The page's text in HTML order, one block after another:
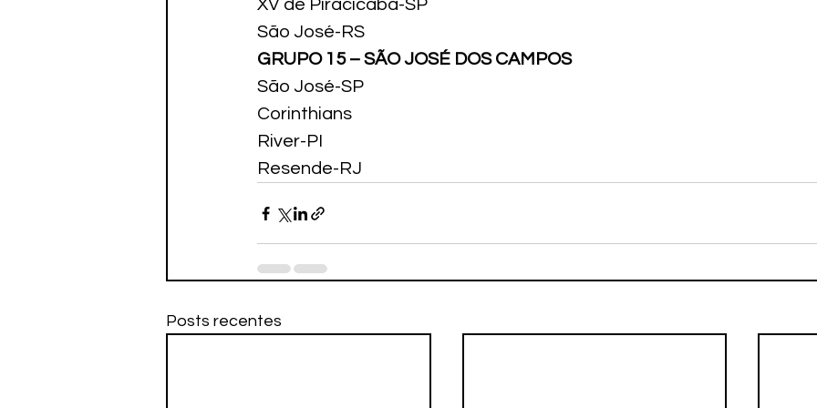
XV de Piracicaba-SP
São José-RS
GRUPO 15 – SÃO JOSÉ DOS CAMPOS
São José-SP
Corinthians
River-PI
Resende-RJ
Posts recentes